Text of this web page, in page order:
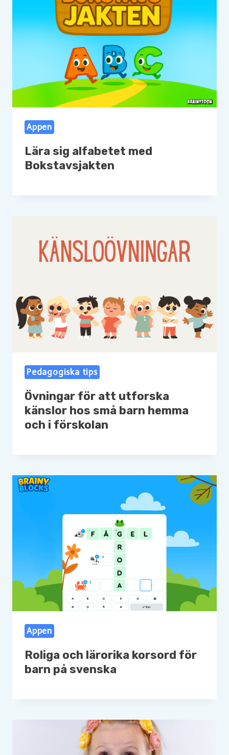
Appen
Lära sig alfabetet med
Bokstavsjakten
Pedagogiska tips
Övningar för att utforska
känslor hos små barn hemma
och i förskolan
Appen
Roliga och lärorika korsord för
barn på svenska